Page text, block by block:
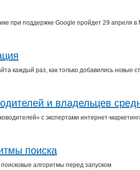
при поддержке Google пройдет 29 апреля в
каждый раз, как только добавились новые
и владельцев
с экспертами интернет-
поиска
алгоритмы перед запуском